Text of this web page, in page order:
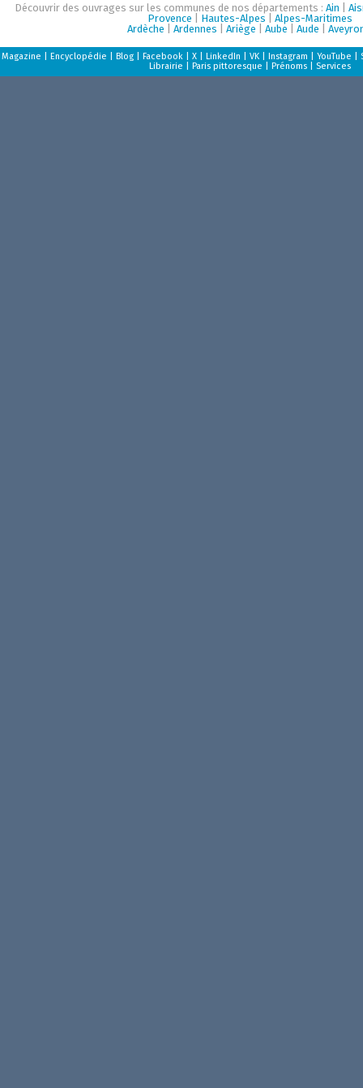
Découvrir des ouvrages sur les communes de nos départements : Ain
Provence
Hautes-Alpes
Alpes-Maritimes
Ardèche
Ardennes Ariège Aube Aude
Magazine Encyclopédie Blog| Facebook| X| LinkedIn VK| Instagram YouTube
Librairie
Paris pittoresque Prénoms| Services